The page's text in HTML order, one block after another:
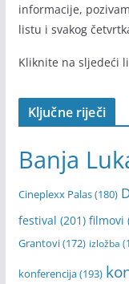
informacije,
listu i svakog
Kliknite na sljedeći
Ključne riječi
Banja
Cineplexx Palas(180)
festival (201) filmovi
Grantovi(172) izložba
konferencija(193)